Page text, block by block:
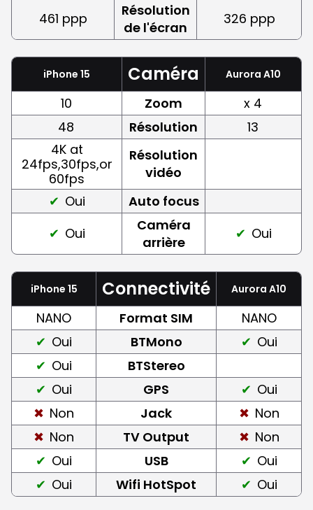
461 ppp
Résolution
de l'écran
326 ppp
iPhone 15 Caméra Aurora A10
10 Zoom
x 4
48
Résolution
13
4K at
24fps,30fps,or
60fps
Résolution
vidéo
Oui
Auto focus
Oui
Caméra
arrière
Oui
iPhone 15 Connectivité Aurora A10
NANO Format SIM
NANO
Oui
BTMono
Oui
Oui
BTStereo
Oui
GPS
Oui
Non
Jack
Non
Non
TV Output
Non
Oui
USB
Oui
Oui
Wifi HotSpot Oui